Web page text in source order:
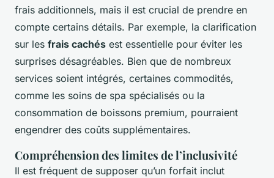
frais additionnels, mais il est crucial de prendre en
compte certains détails. Par exemple, la clarification
sur les frais cachés est essentielle pour éviter les
surprises désagréables. Bien que de nombreux
services soient intégrés, certaines commodités,
comme les soins de spa spécialisés ou la
consommation de boissons premium, pourraient
engendrer des coûts supplémentaires.
Compréhension des limites de l’inclusivité
Il est fréquent de supposer qu’un forfait inclut